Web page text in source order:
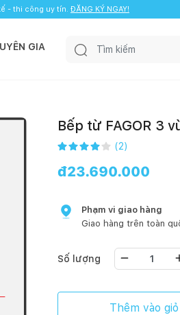
- thi công uy tín. ĐĂNG KÝ NGAY!
GIA
Bếp từ FAGOR 3
(2)
đ23.690.000
Phạm vi giao hàng
Giao hàng trên toàn
Số lượng
Thêm vào giỏ